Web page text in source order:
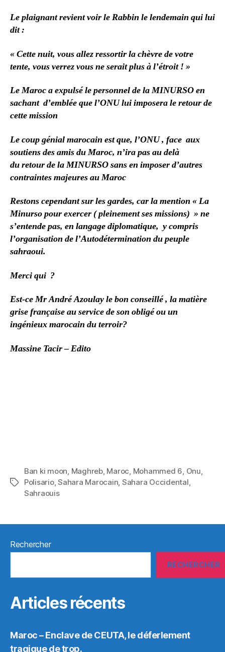
Le plaignant revient voir le Rabbin le lendemain qui lui
dit :
« Cette nuit, vous allez ressortir la chèvre de votre
tente, vous verrez vous ne serait plus à l’étroit ! »
Le Maroc a expulsé le personnel de la MINURSO en
sachant d’emblée que l’ONU lui imposera le retour de
cette mission
Le coup génial marocain est que, l’ONU , face aux
soutiens des amis du Maroc, n’ira pas au delà
du retour de la MINURSO sans en imposer d’autres
contraintes majeures au Maroc
Restons cependant sur les gardes, car la mention « La
Minurso pour exercer ( pleinement ses missions) » ne
s’entende pas, en langage diplomatique, y compris
l’organisation de l’Autodétermination du peuple
sahraoui.
Merci qui ?
Est-ce Mr André Azoulay le bon conseillé , la matière
grise française au service de son obligé ou un
ingénieux marocain du terroir?
Massine Tacir – Edito
Étiquettes
Ban ki moon Maghreb, Maroc Mohammed 6 Onu
Polisario,Sahara Marocain Sahara Occidental
Sahraouis
Rechercher
RECHERCHER
Articles récents
Maroc – Enclave de CEUTA, le déferlement
tragique de trop.